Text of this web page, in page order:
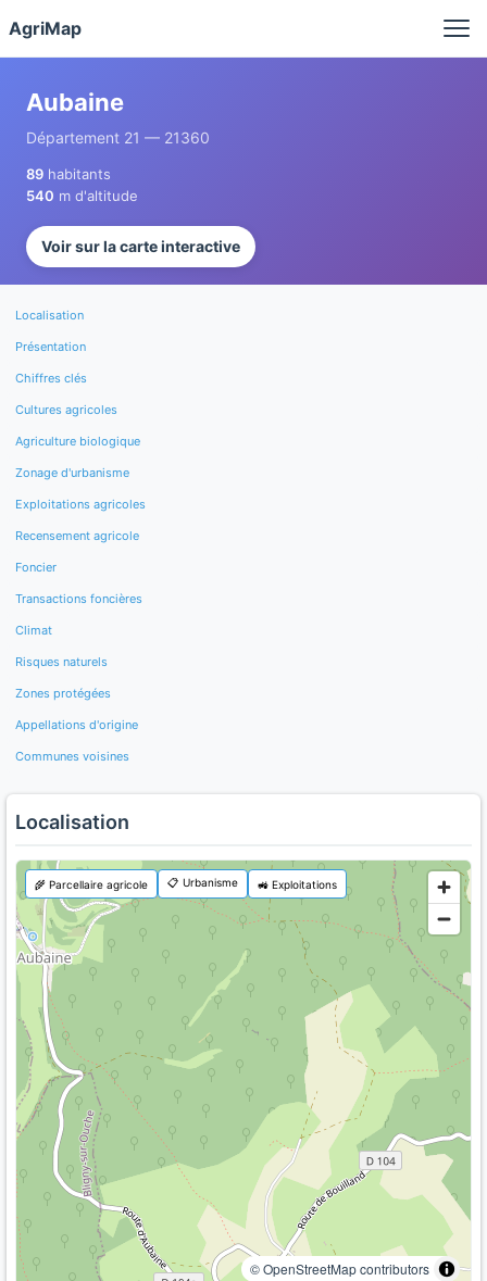
AgriMap
Aubaine
Département 21 — 21360
89 habitants
540 m d'altitude
Voir sur la carte interactive
Localisation
Présentation
Chiffres clés
Cultures agricoles
Agriculture biologique
Zonage d'urbanisme
Exploitations agricoles
Recensement agricole
Foncier
Transactions foncières
Climat
Risques naturels
Zones protégées
Appellations d'origine
Communes voisines
Localisation
© OpenStreetMap contributors
🌾 Parcellaire agricole 📋 Urbanisme 🚜 Exploitations